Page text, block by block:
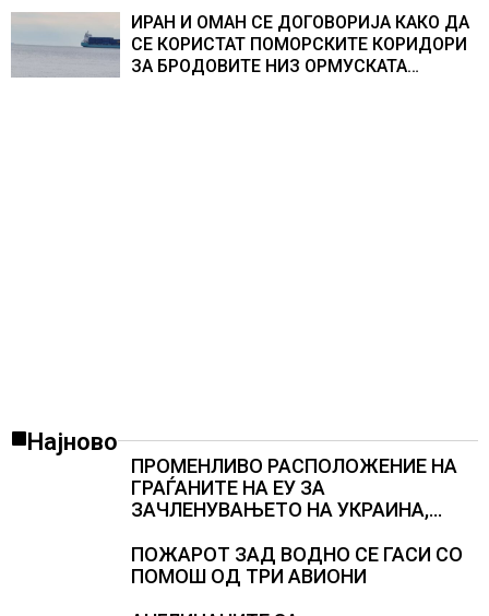
ИРАН И ОМАН СЕ ДОГОВОРИЈА КАКО ДА
СЕ КОРИСТАТ ПОМОРСКИТЕ КОРИДОРИ
ЗА БРОДОВИТЕ НИЗ ОРМУСКАТА
Најново
ПРОМЕНЛИВО РАСПОЛОЖЕНИЕ НА
ГРАЃАНИТЕ НА ЕУ ЗА
ЗАЧЛЕНУВАЊЕТО НА УКРАИНА,
Полска, Франција и Германија
ПОЖАРОТ ЗАД ВОДНО СЕ ГАСИ СО
ПОМОШ ОД ТРИ АВИОНИ